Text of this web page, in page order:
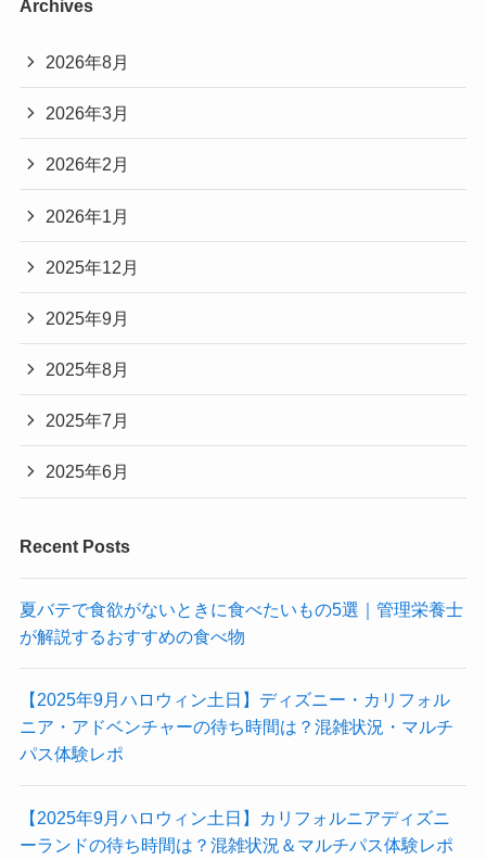
Archives
2026年8月
2026年3月
2026年2月
2026年1月
2025年12月
2025年9月
2025年8月
2025年7月
2025年6月
Recent Posts
夏バテで食欲がないときに食べたいもの5選｜管理栄養士
が解説するおすすめの食べ物
【2025年9月ハロウィン土日】ディズニー・カリフォル
ニア・アドベンチャーの待ち時間は？混雑状況・マルチ
パス体験レポ
【2025年9月ハロウィン土日】カリフォルニアディズニ
ーランドの待ち時間は？混雑状況＆マルチパス体験レポ